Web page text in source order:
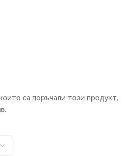
са поръчали този продукт,